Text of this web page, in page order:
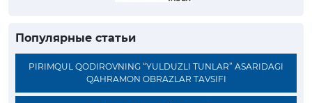
Популярные статьи
PIRIMQUL QODIROVNING “YULDUZLI TUNLAR” ASARIDAGI
QAHRAMON OBRAZLAR TAVSIFI